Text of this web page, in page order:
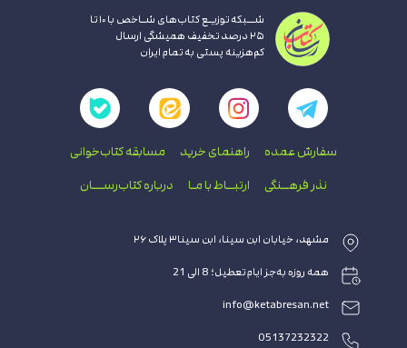
شــبکه توزیـع کتاب‌های شـاخص با ۱۰ تا
۲۵ درصد تخفیف همیشگی ارسال
کم‌هزینه پستی به تمام ایران
سفارش عمده راهنمای‌ خرید مسابقه کتاب‌خوانی
نذر فرهــنگی ارتبــاط با‌ مـا درباره کتاب‌رســـان
مشهد، خیابان ابن سینا، ابن سینا۳ پلاک ۲۶
همه روزه به‌جز ایام تعطیل؛ 8 الی 21
info@ketabresan.net
05137232322